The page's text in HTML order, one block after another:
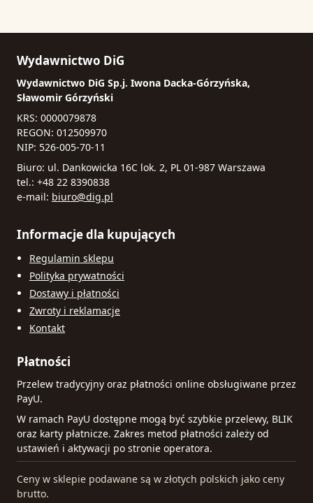
Wydawnictwo DiG
Wydawnictwo DiG Sp.j. Iwona Dacka-Górzyńska,
Sławomir Górzyński
KRS: 0000079878
REGON: 012509970
NIP: 526-005-70-11
Biuro: ul. Dankowicka 16C lok. 2, PL 01-987 Warszawa
tel.: +48 22 8390838
e-mail: biuro@dig.pl
Informacje dla kupujących
Regulamin sklepu
Polityka prywatności
Dostawy i płatności
Zwroty i reklamacje
Kontakt
Płatności
Przelew tradycyjny oraz płatności online obsługiwane przez
PayU.
W ramach PayU dostępne mogą być szybkie przelewy, BLIK
oraz karty płatnicze. Zakres metod płatności zależy od
ustawień i aktywacji po stronie operatora.
Ceny w sklepie podawane są w złotych polskich jako ceny
brutto.